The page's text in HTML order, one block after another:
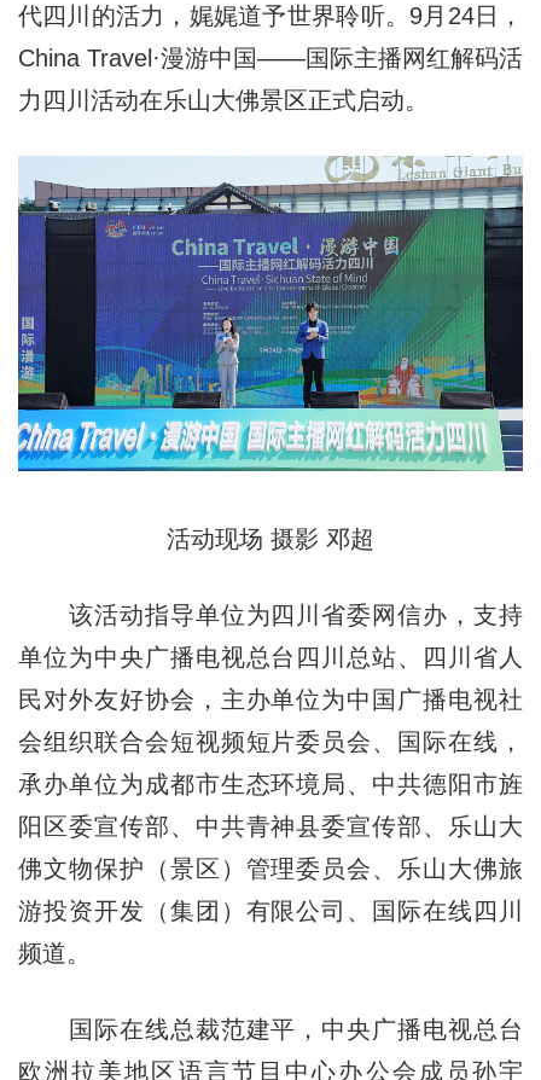
代四川的活力，娓娓道予世界聆听。9月24日，
China Travel·漫游中国——国际主播网红解码活
力四川活动在乐山大佛景区正式启动。
活动现场 摄影 邓超
该活动指导单位为四川省委网信办，支持
单位为中央广播电视总台四川总站、四川省人
民对外友好协会，主办单位为中国广播电视社
会组织联合会短视频短片委员会、国际在线，
承办单位为成都市生态环境局、中共德阳市旌
阳区委宣传部、中共青神县委宣传部、乐山大
佛文物保护（景区）管理委员会、乐山大佛旅
游投资开发（集团）有限公司、国际在线四川
频道。
国际在线总裁范建平，中央广播电视总台
欧洲拉美地区语言节目中心办公会成员孙宇